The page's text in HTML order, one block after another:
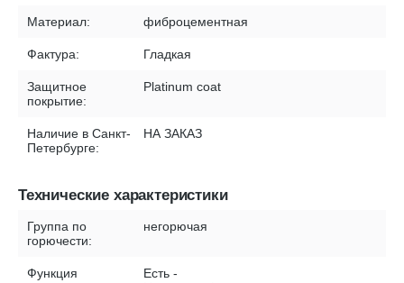
Материал: фиброцементная
Фактура: Гладкая
Защитное
покрытие:
Platinum coat
Наличие в Санкт-
Петербурге:
НА ЗАКАЗ
Технические характеристики
Группа по
горючести:
негорючая
Функция
Есть -